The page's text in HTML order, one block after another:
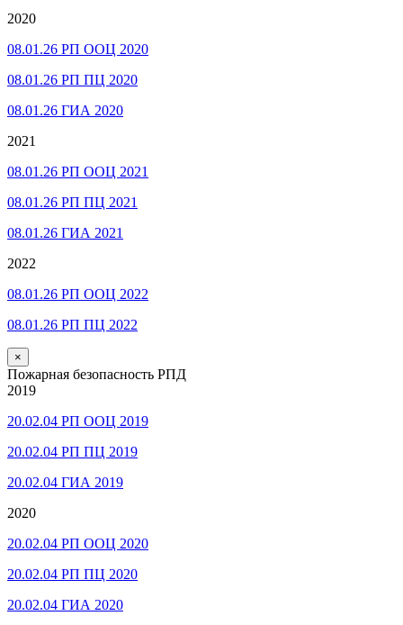
2020
08.01.26 РП ООЦ 2020
08.01.26 РП ПЦ 2020
08.01.26 ГИА 2020
2021
08.01.26 РП ООЦ 2021
08.01.26 РП ПЦ 2021
08.01.26 ГИА 2021
2022
08.01.26 РП ООЦ 2022
08.01.26 РП ПЦ 2022
×
Пожарная безопасность РПД
2019
20.02.04 РП ООЦ 2019
20.02.04 РП ПЦ 2019
20.02.04 ГИА 2019
2020
20.02.04 РП ООЦ 2020
20.02.04 РП ПЦ 2020
20.02.04 ГИА 2020